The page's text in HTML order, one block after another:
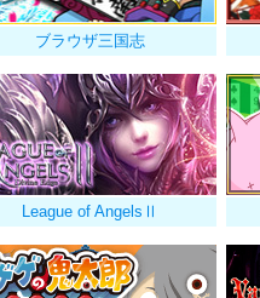
ブラウザ三国志
League of AngelsⅡ